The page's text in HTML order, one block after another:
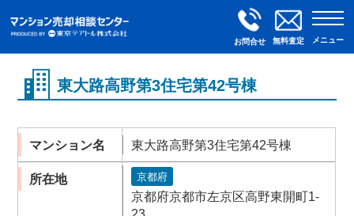
お問合せ 無料査定 メニュー
東大路高野第3住宅第42号棟
マンション名 東大路高野第3住宅第42号棟
所在地 京都府
京都府京都市左京区高野東開町1-